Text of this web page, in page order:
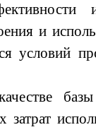
и
условий